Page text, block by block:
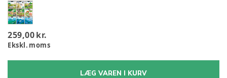
259,00 kr.
Ekskl. moms
LÆG VAREN I KURV